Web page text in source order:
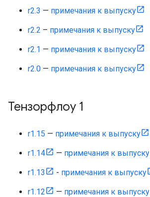
r2.3 — примечания к выпуску
r2.2 – примечания к выпуску
r2.1 — примечания к выпуску
r2.0 — примечания к выпуску
Тензорфлоу 1
r1.15 — примечания к выпуску
r1.14 — примечания к выпуску
r1.13 - примечания к выпуску
r1.12 — примечания к выпуску